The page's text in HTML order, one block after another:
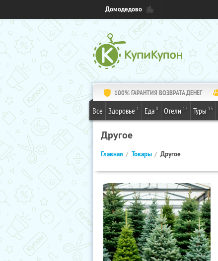
Домодедово
100% ГАРАНТИЯ ВОЗВРАТА ДЕНЕГ
Все Здоровье 1 Еда 8 Отели 17 Туры 13
Другое
Главная Товары Другое